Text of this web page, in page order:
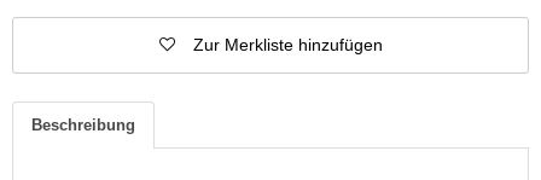
Zur Merkliste hinzufügen
Beschreibung